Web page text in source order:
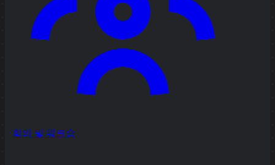
회의 및 워크숍